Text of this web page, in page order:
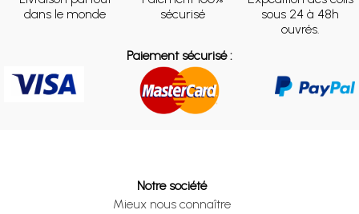
dans le monde
sécurisé
sous 24 à 48h
ouvrés.
Paiement sécurisé :
Notre société
Mieux nous connaître